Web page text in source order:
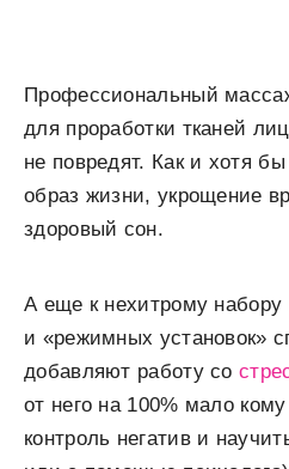
Профессиональный
для проработки тканей
не повредят. Как и хотя
образ жизни, укрощение
здоровый сон.
А еще к нехитрому
и «режимных установок»
добавляют работу со
от него на 100% мало
контроль негатив и